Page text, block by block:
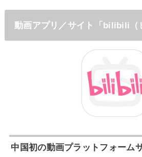
動画アプリ／サイト「bilibili（
中国初の動画プラットフォーム